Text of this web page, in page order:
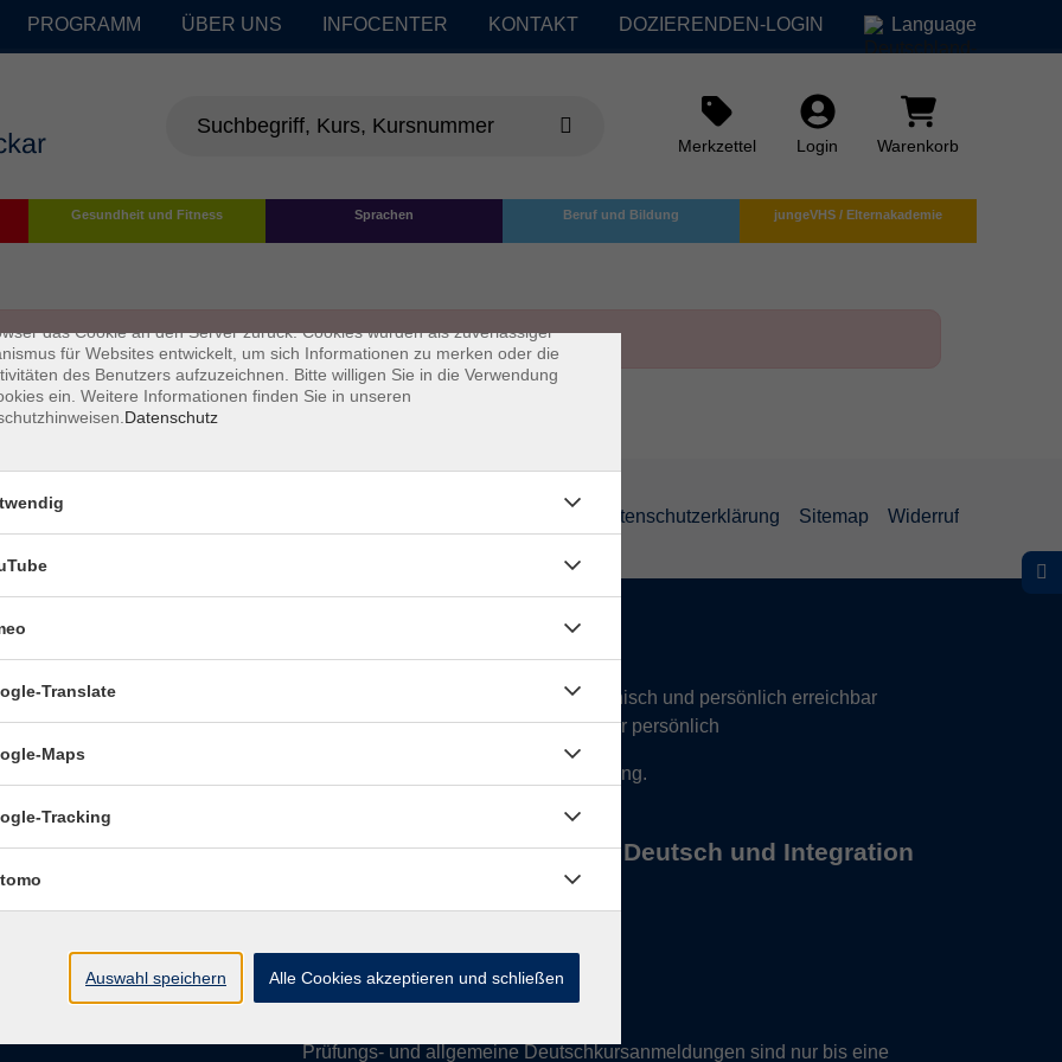
PROGRAMM ÜBER UNS INFOCENTER KONTAKT DOZIERENDEN-LOGIN Language
Merkzettel Login Warenkorb
Gesundheit und Fitness Sprachen Beruf und Bildung jungeVHS / Elternakademie
Datenschutzerklärung Sitemap Widerruf
Öffnungszeiten:
9–12.30 Uhr telefonisch und persönlich erreichbar
Mo–Do nachmittags:13.30–17 Uhr nur persönlich
Termine für Beratung nach Vereinbarung.
Öffnungszeiten des Büros Deutsch und Integration
Mi9-12 Uhr
Do & Frgeschlossen
Prüfungs- und allgemeine Deutschkursanmeldungen sind nur bis eine
sind kleine Datenmengen, die von einer Website gesendet und vom
das Cookie an den Server zurück. Cookies wurden als zuverlässiger
für Websites entwickelt, um sich Informationen zu merken oder die
des Benutzers aufzuzeichnen. Bitte willigen Sie in die Verwendung
ein. Weitere Informationen finden Sie in unseren
Datenschutz
×
Translate
Maps
Tracking
Auswahl speichern Alle Cookies akzeptieren und schließen